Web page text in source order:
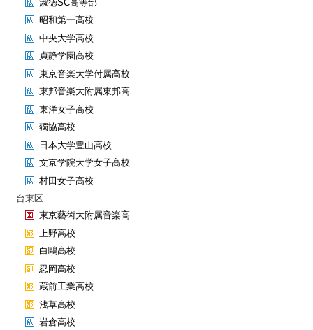
淑徳SC高等部
昭和第一高校
中央大学高校
貞静学園高校
東京音楽大学付属高校
東邦音楽大附属東邦高
東洋女子高校
獨協高校
日本大学豊山高校
文京学院大学女子高校
村田女子高校
台東区
東京藝術大附属音楽高
上野高校
白鷗高校
忍岡高校
蔵前工業高校
浅草高校
岩倉高校